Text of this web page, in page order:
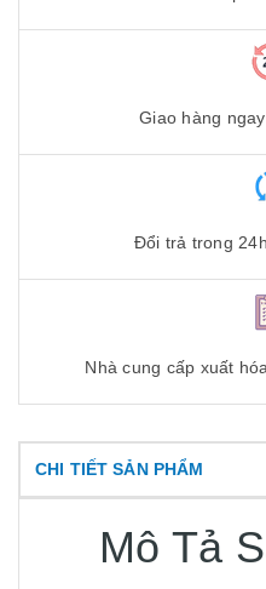
Giao hàng
Đổi trả trong
Nhà cung cấp xuất
CHI TIẾT SẢN PHẨM
Mô Tả